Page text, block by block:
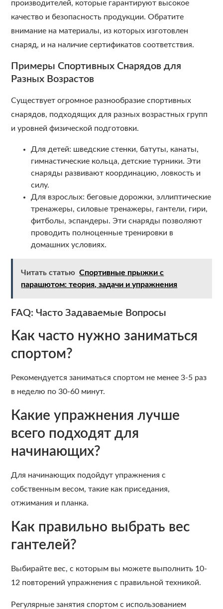
производителей, которые гарантируют высокое
качество и безопасность продукции. Обратите
внимание на материалы, из которых изготовлен
снаряд, и на наличие сертификатов соответствия.
Примеры Спортивных Снарядов для
Разных Возрастов
Существует огромное разнообразие спортивных
снарядов, подходящих для разных возрастных групп
и уровней физической подготовки.
Для детей: шведские стенки, батуты, канаты,
гимнастические кольца, детские турники. Эти
снаряды развивают координацию, ловкость и
силу.
Для взрослых: беговые дорожки, эллиптические
тренажеры, силовые тренажеры, гантели, гири,
фитболы, эспандеры. Эти снаряды позволяют
проводить полноценные тренировки в
домашних условиях.
Читать статью Спортивные прыжки с
парашютом: теория, задачи и упражнения
FAQ: Часто Задаваемые Вопросы
Как часто нужно заниматься
спортом?
Рекомендуется заниматься спортом не менее 3-5 раз
в неделю по 30-60 минут.
Какие упражнения лучше
всего подходят для
начинающих?
Для начинающих подойдут упражнения с
собственным весом, такие как приседания,
отжимания и планка.
Как правильно выбрать вес
гантелей?
Выбирайте вес, с которым вы можете выполнить 10-
12 повторений упражнения с правильной техникой.
Регулярные занятия спортом с использованием